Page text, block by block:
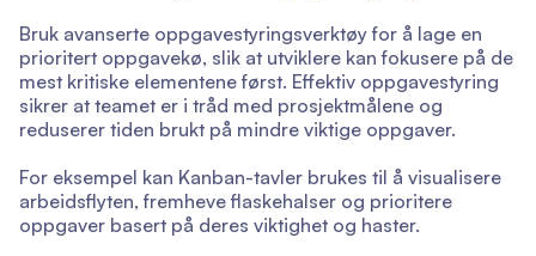
Bruk avanserte oppgavestyringsverktøy for å lage en
prioritert oppgavekø, slik at utviklere kan fokusere på de
mest kritiske elementene først. Effektiv oppgavestyring
sikrer at teamet er i tråd med prosjektmålene og
reduserer tiden brukt på mindre viktige oppgaver.
For eksempel kan Kanban-tavler brukes til å visualisere
arbeidsflyten, fremheve flaskehalser og prioritere
oppgaver basert på deres viktighet og haster.